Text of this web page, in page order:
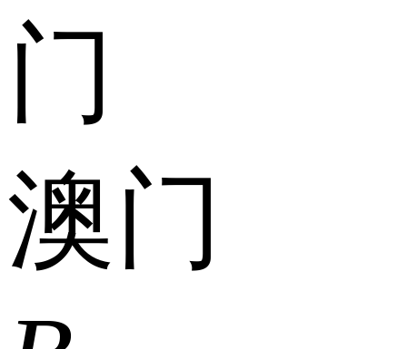
门
澳门